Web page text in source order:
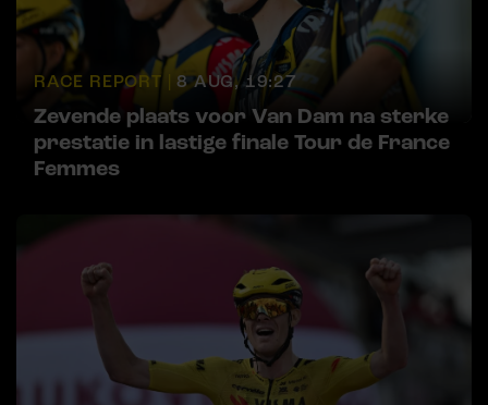
RACE REPORT | 8 AUG, 19:27
Zevende plaats voor Van Dam na sterke
prestatie in lastige finale Tour de France
Femmes